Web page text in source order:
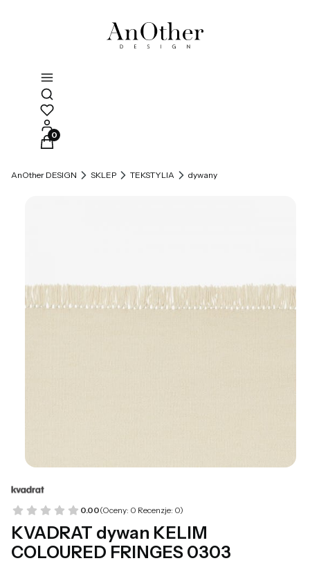
Otwórz wyszukiwarkę
Produkty w koszyku: 0. Zobacz szczegóły
AnOther DESIGN SKLEP TEKSTYLIA dywany
0.00(Oceny: 0 Recenzje: 0)
KVADRAT dywan KELIM
COLOURED FRINGES 0303